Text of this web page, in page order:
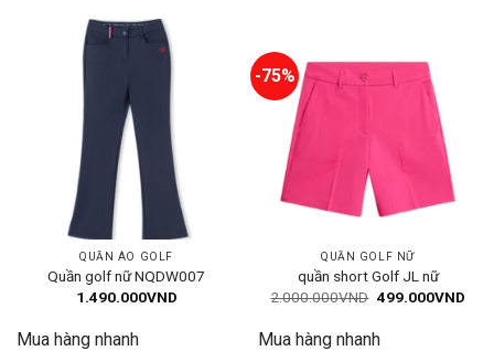
QUẦN ÁO GOLF
Quần golf nữ NQDW007
1.490.000VND
Mua hàng nhanh
-75%
QUẦN GOLF NỮ
quần short Golf JL nữ
2.000.000VND Giá
2.000.000VND.
499.000VNDGiá
Mua hàng nhanh